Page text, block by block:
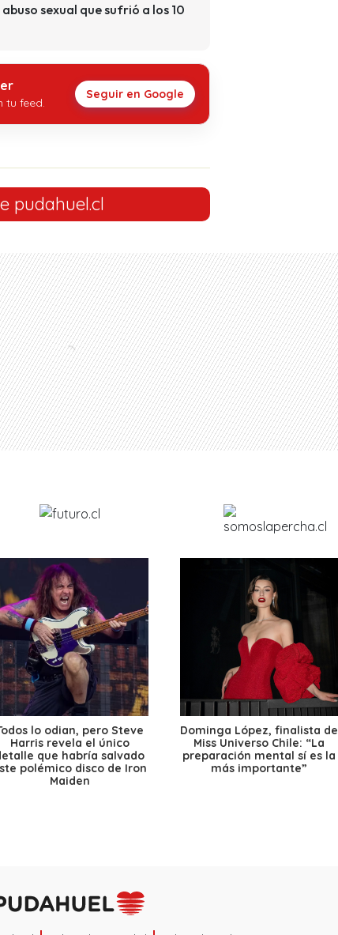
sexual que sufrió a los 10
tu feed.
Seguir en Google
pudahuel.cl
lo odian, pero Steve
Harris revela el único
que habría salvado
polémico disco de Iron
Maiden
Dominga López, finalista de
Miss Universo Chile: “La
preparación mental sí es la
más importante”